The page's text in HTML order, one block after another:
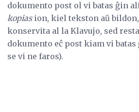
dokumento post ol vi batas ĝin
kopiasion, kiel tekston aŭ
konservita al la Klavujo, sed
dokumento eĉ post kiam vi
se vi ne faros).